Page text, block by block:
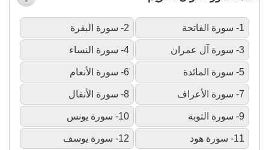
1- سورة الفاتحة 2- سورة البقرة
3- سورة آل عمران 4- سورة النساء
5- سورة المائدة 6- سورة الأنعام
7- سورة الأعراف 8- سورة الأنفال
9- سورة التوبة 10- سورة يونس
11- سورة هود 12- سورة يوسف